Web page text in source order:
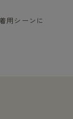
用シーンに